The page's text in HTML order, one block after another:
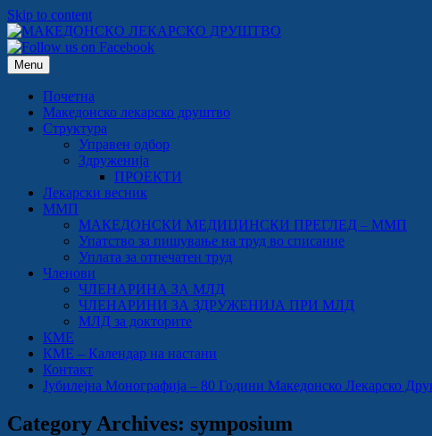
Skip to content
Menu
Почетна
Македонско лекарско друштво
Структура
Управен одбор
Здруженија
ПРОЕКТИ
Лекарски весник
ММП
МАКЕДОНСКИ МЕДИЦИНСКИ ПРЕГЛЕД – ММП
Упатство за пишување на труд во списание
Уплата за отпечатен труд
Членови
ЧЛЕНАРИНА ЗА МЛД
ЧЛЕНАРИНИ ЗА ЗДРУЖЕНИЈА ПРИ МЛД
МЛД за докторите
КМЕ
КМЕ – Календар на настани
Контакт
Јубилејна Монографија – 80 Години Македонско Лекарско
Category Archives: symposium